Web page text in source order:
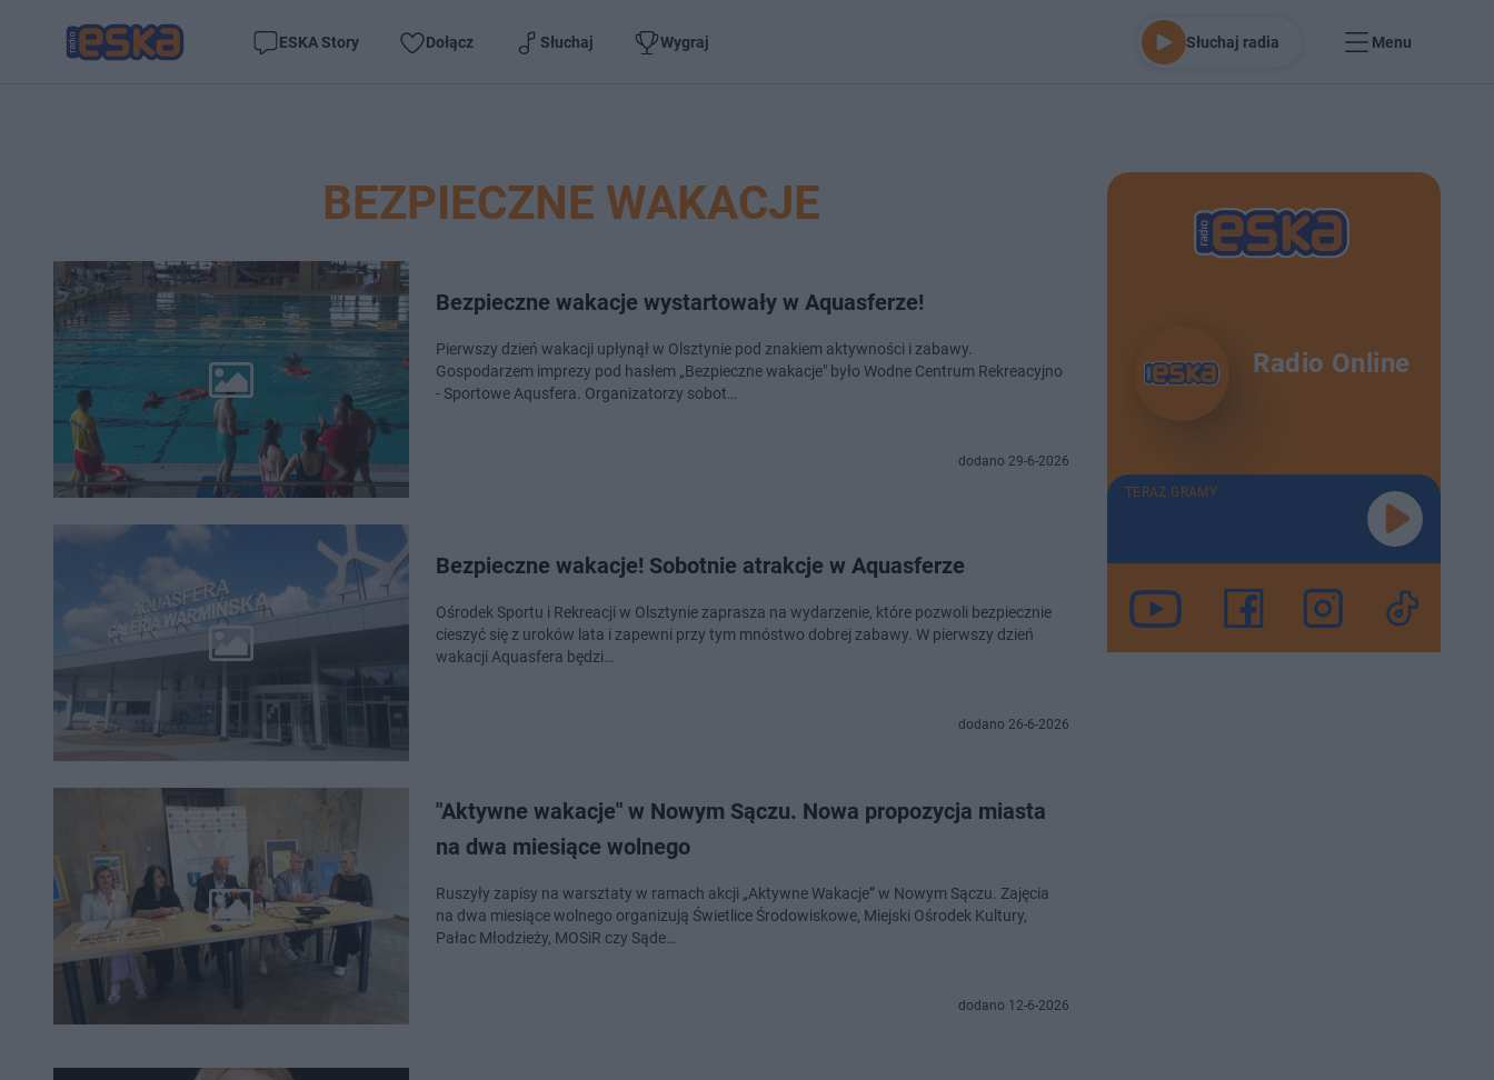
ESKA Story Dołącz Słuchaj Wygraj Słuchaj radia Menu
BEZPIECZNE WAKACJE
Bezpieczne wakacje wystartowały w Aquasferze!
Pierwszy dzień wakacji upłynął w Olsztynie pod znakiem aktywności i zabawy.
Gospodarzem imprezy pod hasłem „Bezpieczne wakacje" było Wodne Centrum Rekreacyjno
- Sportowe Aqusfera. Organizatorzy sobot…
dodano 29-6-2026
Bezpieczne wakacje! Sobotnie atrakcje w Aquasferze
Ośrodek Sportu i Rekreacji w Olsztynie zaprasza na wydarzenie, które pozwoli bezpiecznie
cieszyć się z uroków lata i zapewni przy tym mnóstwo dobrej zabawy. W pierwszy dzień
wakacji Aquasfera będzi…
dodano 26-6-2026
"Aktywne wakacje" w Nowym Sączu. Nowa propozycja miasta
na dwa miesiące wolnego
Ruszyły zapisy na warsztaty w ramach akcji „Aktywne Wakacje” w Nowym Sączu. Zajęcia
na dwa miesiące wolnego organizują Świetlice Środowiskowe, Miejski Ośrodek Kultury,
Pałac Młodzieży, MOSiR czy Sąde…
dodano 12-6-2026
Radio Online
TERAZ GRAMY